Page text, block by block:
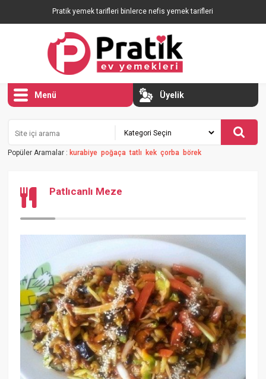
Pratik yemek tarifleri binlerce nefis yemek tarifleri
Menü Üyelik
Popüler Aramalar : kurabiye poğaça tatlı kek çorba börek
Patlıcanlı Meze